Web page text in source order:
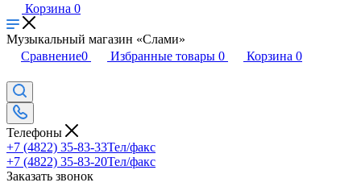
Корзина 0
Музыкальный магазин «Слами»
Сравнение0 Избранные товары 0 Корзина 0
Телефоны
+7 (4822) 35-83-33Тел/факс
+7 (4822) 35-83-20Тел/факс
Заказать звонок